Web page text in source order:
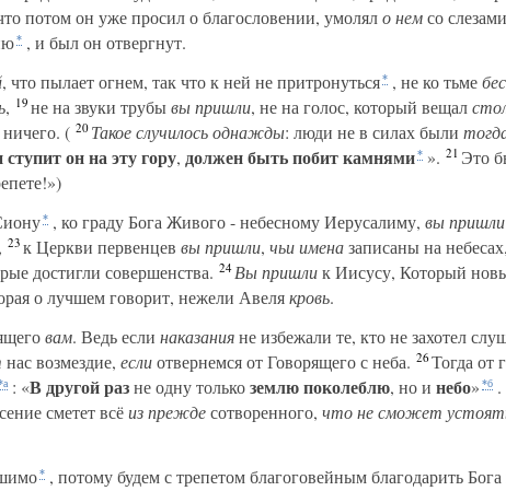
потом он уже просил о благословении, умоляло немсо
* , и был он отвергнут.
, что пылает огнем, так что к ней не притронуться* , не ко тьме
, 19не на звуки трубывы пришли, не на голос, который вещал
( 20 Такое случилось однажды: люди не в силах были
ступит он на эту гору, должен быть побит камнями* ». 21Это
* , ко граду Бога Живого - небесному Иерусалиму, вы пришли
23к Церкви первенцев вы пришли, чьи именазаписаны на
достигли совершенства. 24 Вы пришлик Иисусу, Который
о лучшем говорит, нежели Авелякровь.
вам. Ведь если наказанияне избежали те, кто не захотел
нас возмездие, еслиотвернемся от Говорящего с неба. 26Тогда от
: «В другой разне одну толькоземлю поколеблю, но и небо» *б .
сметет всёиз преждесотворенного, что не сможет
* , потому будем с трепетом благоговейным благодарить